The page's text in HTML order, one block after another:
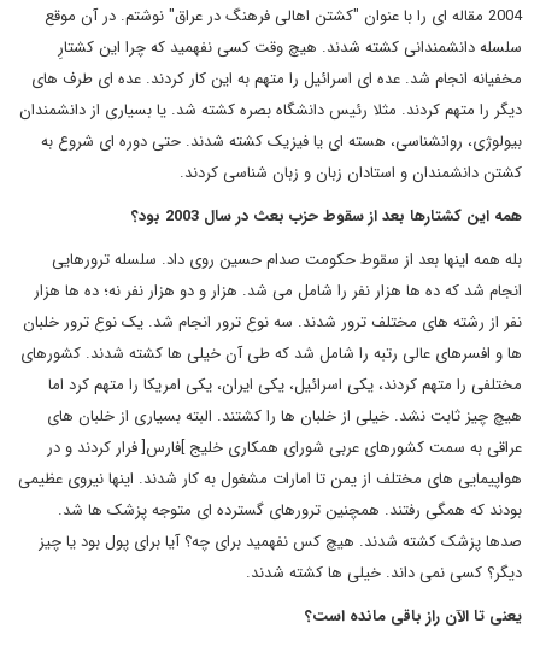
2004 مقاله ای را با عنوان "کشتن اهالی فرهنگ در عراق" نوشتم. در آن موقع
سلسله دانشمندانی کشته شدند. هیچ وقت کسی نفهمید که چرا این کشتارِ
مخفیانه انجام شد. عده ای اسرائیل را متهم به این کار کردند. عده ای طرف های
دیگر را متهم کردند. مثلا رئیس دانشگاه بصره کشته شد. یا بسیاری از دانشمندان
بیولوژی، روانشناسی، هسته ای یا فیزیک کشته شدند. حتی دوره ای شروع به
کشتن دانشمندان و استادان زبان و زبان شناسی کردند.
همه این کشتارها بعد از سقوط حزب بعث در سال 2003 بود؟
بله همه اینها بعد از سقوط حکومت صدام حسین روی داد. سلسله ترورهایی
انجام شد که ده ها هزار نفر را شامل می شد. هزار و دو هزار نفر نه؛ ده ها هزار
نفر از رشته های مختلف ترور شدند. سه نوع ترور انجام شد. یک نوع ترور خلبان
ها و افسرهای عالی رتبه را شامل شد که طی آن خیلی ها کشته شدند. کشورهای
مختلفی را متهم کردند، یکی اسرائیل، یکی ایران، یکی امریکا را متهم کرد اما
هیچ چیز ثابت نشد. خیلی از خلبان ها را کشتند. البته بسیاری از خلبان های
عراقی به سمت کشورهای عربی شورای همکاری خلیج ]فارس[ فرار کردند و در
هواپیمایی های مختلف از یمن تا امارات مشغول به کار شدند. اینها نیروی عظیمی
بودند که همگی رفتند. همچنین ترورهای گسترده ای متوجه پزشک ها شد.
صدها پزشک کشته شدند. هیچ کس نفهمید برای چه؟ آیا برای پول بود یا چیز
دیگر؟ کسی نمی داند. خیلی ها کشته شدند.
یعنی تا الآن راز باقی مانده است؟